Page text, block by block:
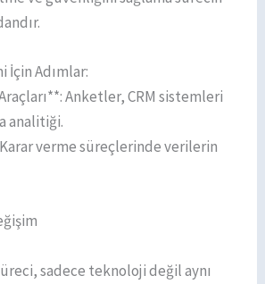
İçin Adımlar:
Anketler, CRM sistemleri
analitiği.
verme süreçlerinde verilerin
sadece teknoloji değil aynı